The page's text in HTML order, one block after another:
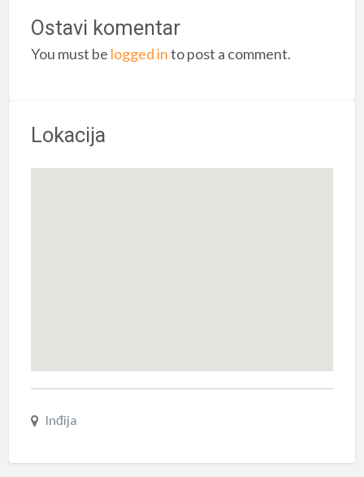
Ostavi komentar
You must be logged into post a comment.
Lokacija
Inđija